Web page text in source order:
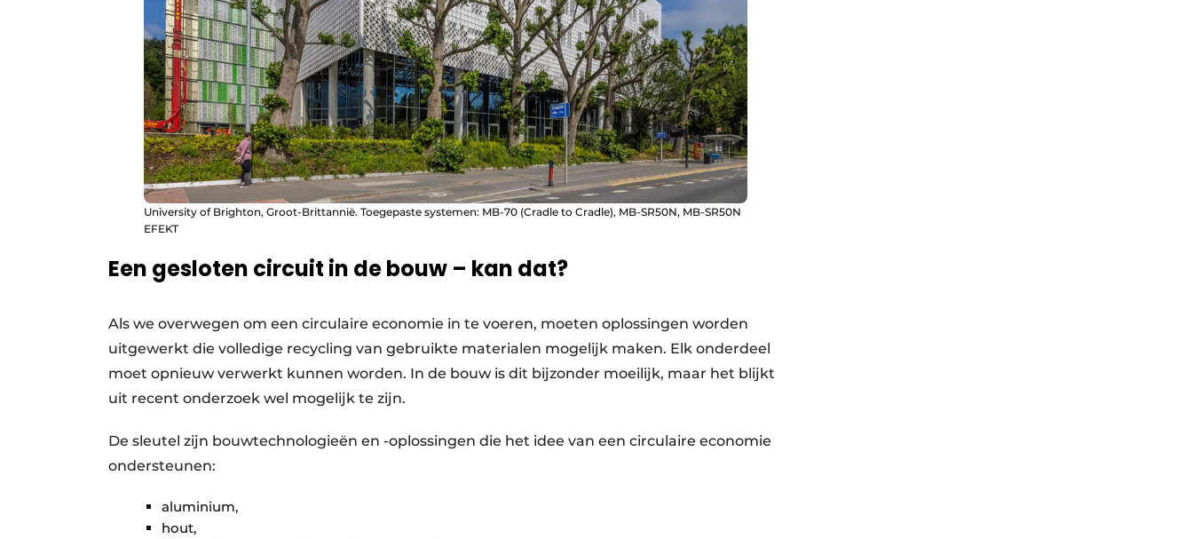
University of Brighton, Groot-Brittannië. Toegepaste systemen: MB-70 (Cradle to Cradle), MB-SR50N, MB-SR50N
EFEKT
Een gesloten circuit in de bouw – kan dat?
Als we overwegen om een circulaire economie in te voeren, moeten oplossingen worden
uitgewerkt die volledige recycling van gebruikte materialen mogelijk maken. Elk onderdeel
moet opnieuw verwerkt kunnen worden. In de bouw is dit bijzonder moeilijk, maar het blijkt
uit recent onderzoek wel mogelijk te zijn.
De sleutel zijn bouwtechnologieën en -oplossingen die het idee van een circulaire economie
ondersteunen:
aluminium,
hout,